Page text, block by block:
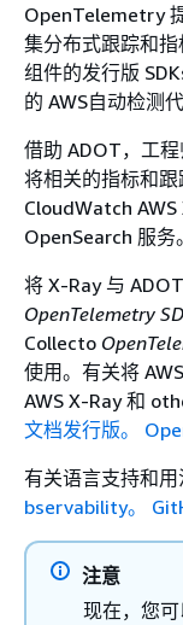
OpenTelemetry
集分布式跟踪和
组件的发行版
的 AWS自动检测
借助 ADOT，工
将相关的指标和
CloudWatch
OpenSearch 服务。
将 X-Ray 与
OpenTelemetry
Collecto
使用。有关将
AWS X-Ray 和
文档发行版。
有关语言支持和
bservability。
注意
现在，您